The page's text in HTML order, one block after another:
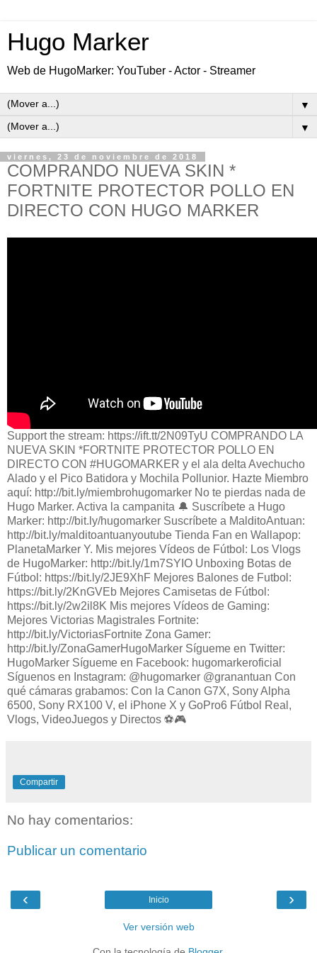
Hugo Marker
Web de HugoMarker: YouTuber - Actor - Streamer
▼
▼
viernes, 23 de noviembre de 2018
COMPRANDO NUEVA SKIN *
FORTNITE PROTECTOR POLLO EN
DIRECTO CON HUGO MARKER
Support the stream: https://ift.tt/2N09TyU COMPRANDO LA
NUEVA SKIN *FORTNITE PROTECTOR POLLO EN
DIRECTO CON #HUGOMARKER y el ala delta Avechucho
Alado y el Pico Batidora y Mochila Pollunior. Hazte Miembro
aquí: http://bit.ly/miembrohugomarker No te pierdas nada de
Hugo Marker. Activa la campanita 🔔 Suscríbete a Hugo
Marker: http://bit.ly/hugomarker Suscríbete a MalditoAntuan:
http://bit.ly/malditoantuanyoutube Tienda Fan en Wallapop:
PlanetaMarker Y. Mis mejores Vídeos de Fútbol: Los Vlogs
de HugoMarker: http://bit.ly/1m7SYIO Unboxing Botas de
Fútbol: https://bit.ly/2JE9XhF Mejores Balones de Futbol:
https://bit.ly/2KnGVEb Mejores Camisetas de Fútbol:
https://bit.ly/2w2il8K Mis mejores Vídeos de Gaming:
Mejores Victorias Magistrales Fortnite:
http://bit.ly/VictoriasFortnite Zona Gamer:
http://bit.ly/ZonaGamerHugoMarker Sígueme en Twitter:
HugoMarker Sígueme en Facebook: hugomarkeroficial
Síguenos en Instagram: @hugomarker @granantuan Con
qué cámaras grabamos: Con la Canon G7X, Sony Alpha
6500, Sony RX100 V, el iPhone X y GoPro6 Fútbol Real,
Vlogs, VideoJuegos y Directos ⚽️🎮
Compartir
No hay comentarios:
Publicar un comentario
‹ ›
Inicio
Ver versión web